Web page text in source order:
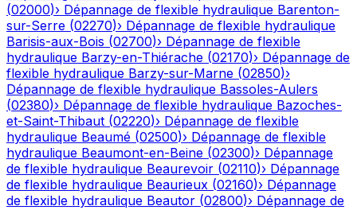
(02000)› Dépannage de flexible hydraulique Barenton-
sur-Serre (02270)› Dépannage de flexible hydraulique
Barisis-aux-Bois (02700)› Dépannage de flexible
hydraulique Barzy-en-Thiérache (02170)› Dépannage de
flexible hydraulique Barzy-sur-Marne (02850)›
Dépannage de flexible hydraulique Bassoles-Aulers
(02380)› Dépannage de flexible hydraulique Bazoches-
et-Saint-Thibaut (02220)› Dépannage de flexible
hydraulique Beaumé (02500)› Dépannage de flexible
hydraulique Beaumont-en-Beine (02300)› Dépannage
de flexible hydraulique Beaurevoir (02110)› Dépannage
de flexible hydraulique Beaurieux (02160)› Dépannage
de flexible hydraulique Beautor (02800)› Dépannage de